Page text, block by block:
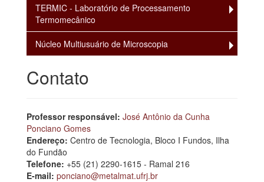
TERMIC - Laboratório de Processamento
Termomecânico
Núcleo Multiusuário de Microscopia
Contato
Professor responsável: José Antônio da Cunha
Ponciano Gomes
Endereço: Centro de Tecnologia, Bloco I Fundos, Ilha
do Fundão
Telefone: +55 (21) 2290-1615 - Ramal 216
E-mail: ponciano@metalmat.ufrj.br